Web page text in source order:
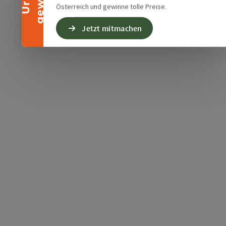
Österreich und gewinne tolle Preise.
Jetzt mitmachen